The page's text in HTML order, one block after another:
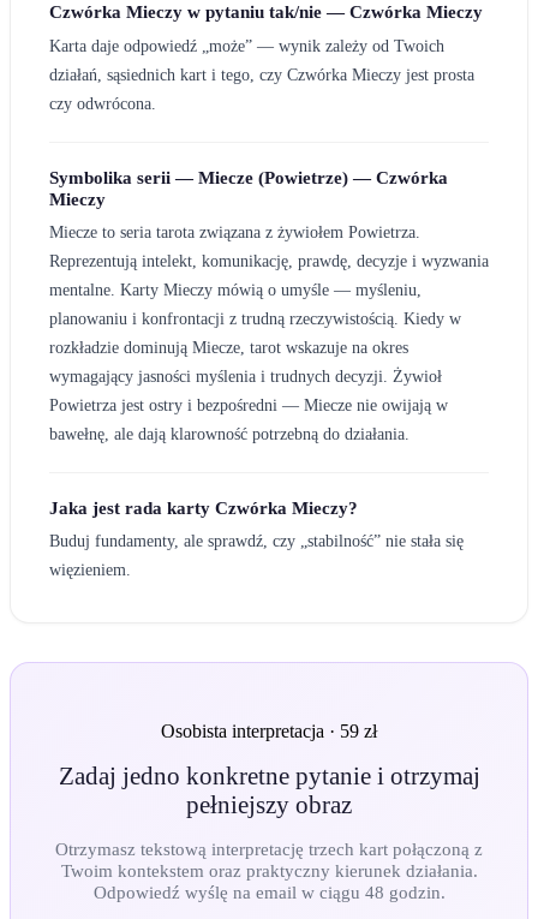
Czwórka Mieczy w pytaniu tak/nie — Czwórka Mieczy
Karta daje odpowiedź „może” — wynik zależy od Twoich
działań, sąsiednich kart i tego, czy Czwórka Mieczy jest prosta
czy odwrócona.
Symbolika serii — Miecze (Powietrze) — Czwórka
Mieczy
Miecze to seria tarota związana z żywiołem Powietrza.
Reprezentują intelekt, komunikację, prawdę, decyzje i wyzwania
mentalne. Karty Mieczy mówią o umyśle — myśleniu,
planowaniu i konfrontacji z trudną rzeczywistością. Kiedy w
rozkładzie dominują Miecze, tarot wskazuje na okres
wymagający jasności myślenia i trudnych decyzji. Żywioł
Powietrza jest ostry i bezpośredni — Miecze nie owijają w
bawełnę, ale dają klarowność potrzebną do działania.
Jaka jest rada karty Czwórka Mieczy?
Buduj fundamenty, ale sprawdź, czy „stabilność” nie stała się
więzieniem.
Osobista interpretacja · 59 zł
Zadaj jedno konkretne pytanie i otrzymaj
pełniejszy obraz
Otrzymasz tekstową interpretację trzech kart połączoną z
Twoim kontekstem oraz praktyczny kierunek działania.
Odpowiedź wyślę na email w ciągu 48 godzin.